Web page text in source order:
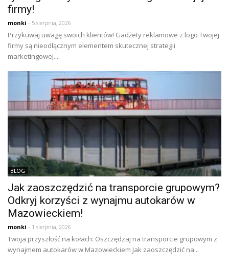
firmy!
monki - 5 sierpnia, 2026
Przykuwaj uwagę swoich klientów! Gadżety reklamowe z logo Twojej
firmy są nieodłącznym elementem skutecznej strategii
marketingowej....
BLOG
Jak zaoszczędzić na transporcie grupowym?
Odkryj korzyści z wynajmu autokarów w
Mazowieckiem!
monki - 1 sierpnia, 2026
Twoja przyszłość na kołach: Oszczędzaj na transporcie grupowym z
wynajmem autokarów w Mazowieckiem Jak zaoszczędzić na...